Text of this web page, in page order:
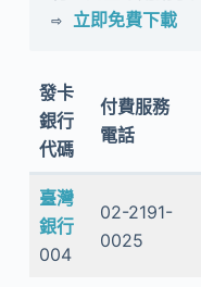
⇨ 立即免費下載
發卡
銀行
代碼
付費服務
電話
臺灣
銀行
004
02-2191-
0025